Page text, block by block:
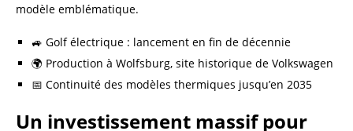
modèle emblématique.
🚙 Golf électrique : lancement en fin de décennie
🌍 Production à Wolfsburg, site historique de Volkswagen
📅 Continuité des modèles thermiques jusqu’en 2035
Un investissement massif pour